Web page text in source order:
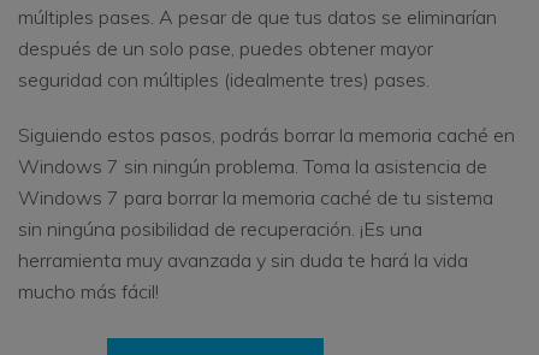
múltiples pases. A pesar de que tus datos se eliminarían
después de un solo pase, puedes obtener mayor
seguridad con múltiples (idealmente tres) pases.
Siguiendo estos pasos, podrás borrar la memoria caché en
Windows 7 sin ningún problema. Toma la asistencia de
Windows 7 para borrar la memoria caché de tu sistema
sin ningúna posibilidad de recuperación. ¡Es una
herramienta muy avanzada y sin duda te hará la vida
mucho más fácil!